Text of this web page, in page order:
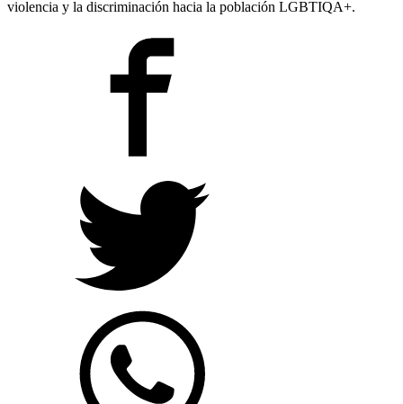
violencia y la discriminación hacia la población LGBTIQA+.